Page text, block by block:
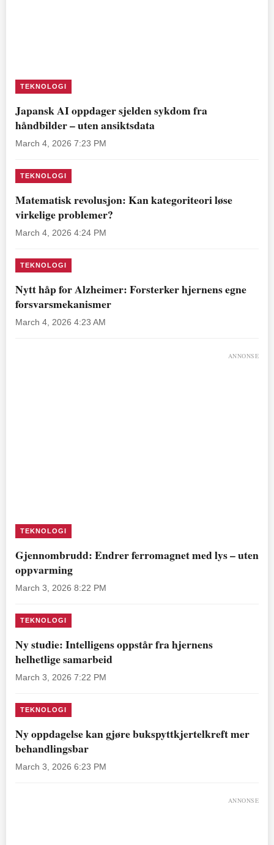
TEKNOLOGI
Japansk AI oppdager sjelden sykdom fra
håndbilder – uten ansiktsdata
March 4, 2026 7:23 PM
TEKNOLOGI
Matematisk revolusjon: Kan kategoriteori løse
virkelige problemer?
March 4, 2026 4:24 PM
TEKNOLOGI
Nytt håp for Alzheimer: Forsterker hjernens egne
forsvarsmekanismer
March 4, 2026 4:23 AM
ANNONSE
TEKNOLOGI
Gjennombrudd: Endrer ferromagnet med lys – uten
oppvarming
March 3, 2026 8:22 PM
TEKNOLOGI
Ny studie: Intelligens oppstår fra hjernens
helhetlige samarbeid
March 3, 2026 7:22 PM
TEKNOLOGI
Ny oppdagelse kan gjøre bukspyttkjertelkreft mer
behandlingsbar
March 3, 2026 6:23 PM
ANNONSE